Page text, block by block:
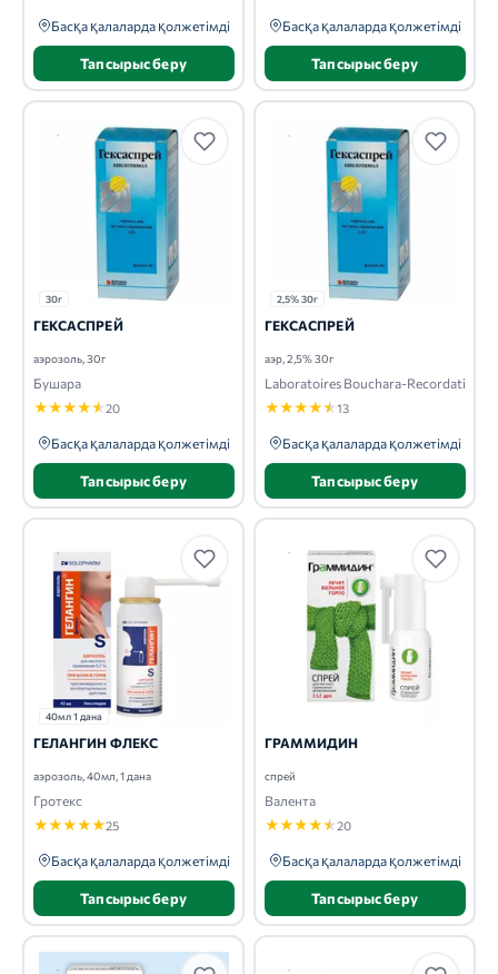
Басқа қалаларда қолжетімді
Тапсырыс беру
Басқа қалаларда қолжетімді
Тапсырыс беру
30г
ГЕКСАСПРЕЙ
аэрозоль, 30г
Бушара
★★★★★20
Басқа қалаларда қолжетімді
Тапсырыс беру
2,5% 30г
ГЕКСАСПРЕЙ
аэр, 2,5% 30г
Laboratoires Bouchara-Recordati
★★★★★13
Басқа қалаларда қолжетімді
Тапсырыс беру
40мл 1 дана
ГЕЛАНГИН ФЛЕКС
аэрозоль, 40мл, 1 дана
Гротекс
★★★★★25
Басқа қалаларда қолжетімді
Тапсырыс беру
ГРАММИДИН
спрей
Валента
★★★★★20
Басқа қалаларда қолжетімді
Тапсырыс беру